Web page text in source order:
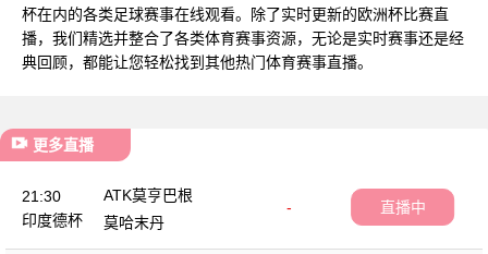
杯在内的各类足球赛事在线观看。除了实时更新的欧洲杯比赛直
播，我们精选并整合了各类体育赛事资源，无论是实时赛事还是经
典回顾，都能让您轻松找到其他热门体育赛事直播。
更多直播
21:30
印度德杯
ATK莫亨巴根
-
莫哈末丹
直播中